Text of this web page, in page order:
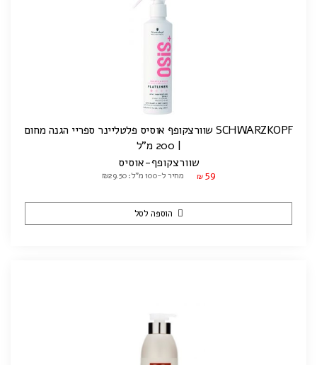
SCHWARZKOPF שוורצקופף אוסיס פלטליינר ספריי הגנה מחום
| 200 מ"ל
שוורצקופף-אוסיס
₪ 59 מחיר ל-100 מ"ל: ₪29.50
הוספה לסל